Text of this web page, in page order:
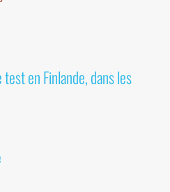
en Finlande, dans les